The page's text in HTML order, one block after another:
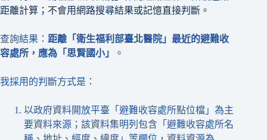
距離計算；不會用網路搜尋結果或記憶直接判斷。
查詢結果： 距離「衛生福利部臺北醫院」最近的避難收
容處所，應為「思賢國小」
。
我採用的判斷方式是：
以政府資料開放平臺「避難收容處所點位檔」為主
要資料來源；該資料集明列包含「避難收容處所名